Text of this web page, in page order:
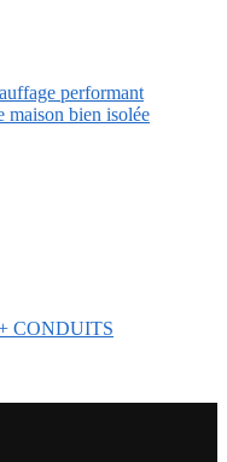
performant
maison bien isolée
CONDUITS